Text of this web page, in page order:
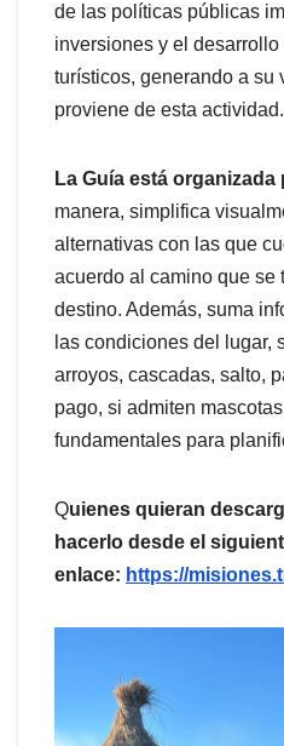
de las políticas públicas
inversiones y el
turísticos, generando a su
proviene de esta actividad.
La Guía está organizada
manera, simplifica
alternativas con las que
acuerdo al camino que se
destino. Además, suma
las condiciones del lugar,
arroyos, cascadas, salto,
pago, si admiten
fundamentales para
Quienes quieran
hacerlo desde el
enlace: https://